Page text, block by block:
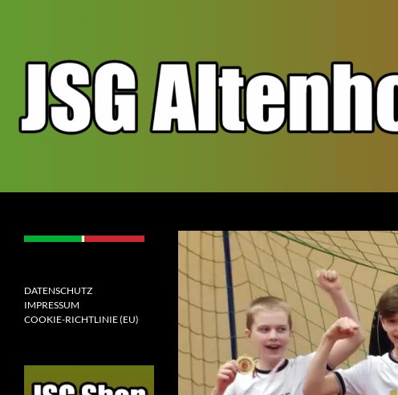
[jugendspielgemeinschaft
DATENSCHUTZ
IMPRESSUM
COOKIE-RICHTLINIE (EU)